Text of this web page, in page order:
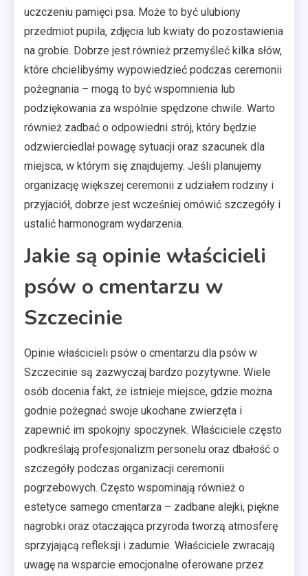
uczczeniu pamięci psa. Może to być ulubiony
przedmiot pupila, zdjęcia lub kwiaty do pozostawienia
na grobie. Dobrze jest również przemyśleć kilka słów,
które chcielibyśmy wypowiedzieć podczas ceremonii
pożegnania – mogą to być wspomnienia lub
podziękowania za wspólnie spędzone chwile. Warto
również zadbać o odpowiedni strój, który będzie
odzwierciedlał powagę sytuacji oraz szacunek dla
miejsca, w którym się znajdujemy. Jeśli planujemy
organizację większej ceremonii z udziałem rodziny i
przyjaciół, dobrze jest wcześniej omówić szczegóły i
ustalić harmonogram wydarzenia.
Jakie są opinie właścicieli
psów o cmentarzu w
Szczecinie
Opinie właścicieli psów o cmentarzu dla psów w
Szczecinie są zazwyczaj bardzo pozytywne. Wiele
osób docenia fakt, że istnieje miejsce, gdzie można
godnie pożegnać swoje ukochane zwierzęta i
zapewnić im spokojny spoczynek. Właściciele często
podkreślają profesjonalizm personelu oraz dbałość o
szczegóły podczas organizacji ceremonii
pogrzebowych. Często wspominają również o
estetyce samego cmentarza – zadbane alejki, piękne
nagrobki oraz otaczająca przyroda tworzą atmosferę
sprzyjającą refleksji i zadumie. Właściciele zwracają
uwagę na wsparcie emocjonalne oferowane przez